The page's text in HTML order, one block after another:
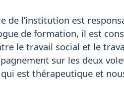
de l’institution est
de formation, il est
le travail social et le
sur les deux
est thérapeutique et